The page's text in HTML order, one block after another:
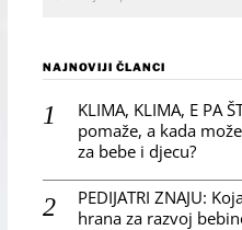
NAJNOVIJI ČLANCI
KLIMA, KLIMA, E PA
pomaže, a kada
za bebe i djecu?
PEDIJATRI ZNAJU:
hrana za razvoj